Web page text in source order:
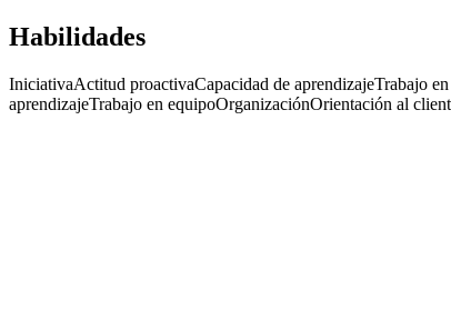
Habilidades
IniciativaActitud proactivaCapacidad de aprendizajeTrabajo
aprendizajeTrabajo en equipoOrganizaciónOrientación al